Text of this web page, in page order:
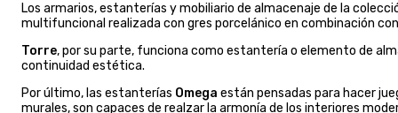
Los armarios, estanterías y mobiliario de almacenaje de la
multifuncional realizada con gres porcelánico en combinación
Torre, por su parte, funciona como estantería o elemento de
continuidad estética.
Por último, las estanterías Omega están pensadas para hacer
murales, son capaces de realzar la armonía de los interiores